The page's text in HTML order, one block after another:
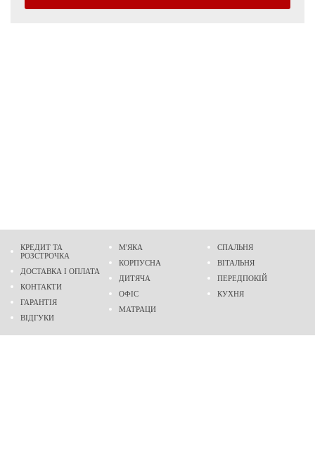
КРЕДИТ ТА
РОЗСТРОЧКА
ДОСТАВКА І ОПЛАТА
КОНТАКТИ
ГАРАНТІЯ
ВІДГУКИ
М'ЯКА
КОРПУСНА
ДИТЯЧА
ОФІС
МАТРАЦИ
СПАЛЬНЯ
ВІТАЛЬНЯ
ПЕРЕДПОКІЙ
КУХНЯ